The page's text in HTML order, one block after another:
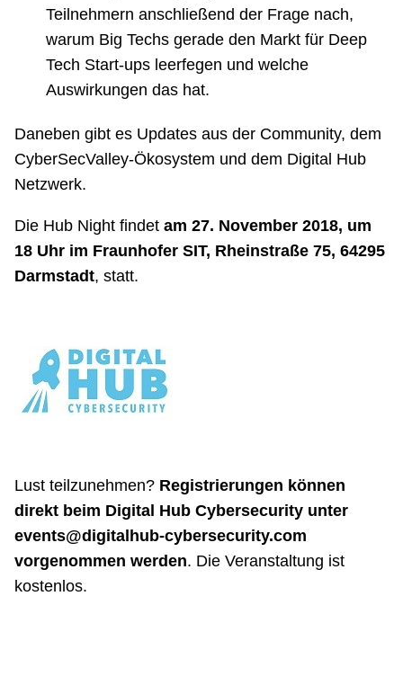
Teilnehmern anschließend der Frage nach,
warum Big Techs gerade den Markt für Deep
Tech Start-ups leerfegen und welche
Auswirkungen das hat.
Daneben gibt es Updates aus der Community, dem
CyberSecValley-Ökosystem und dem Digital Hub
Netzwerk.
Die Hub Night findet am 27. November 2018, um
18 Uhr im Fraunhofer SIT, Rheinstraße 75, 64295
Darmstadt, statt.
Lust teilzunehmen? Registrierungen können
direkt beim Digital Hub Cybersecurity unter
events@digitalhub-cybersecurity.com
vorgenommen werden. Die Veranstaltung ist
kostenlos.